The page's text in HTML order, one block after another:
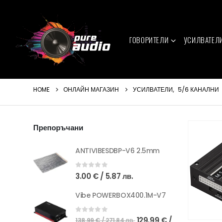
ГОВОРИТЕЛИ
HOME ОНЛАЙН МАГАЗИН УСИЛВАТЕЛИ, 5/6 КАНАЛНИ
Препоръчани
ANTIVIBESDBP-V6 2.5mm
0out of 5
3.00 €/ 5.87 лв.
Vibe POWERBOX400.1M-V7
0out of 5
138.99€/ 271.84 лв.Original